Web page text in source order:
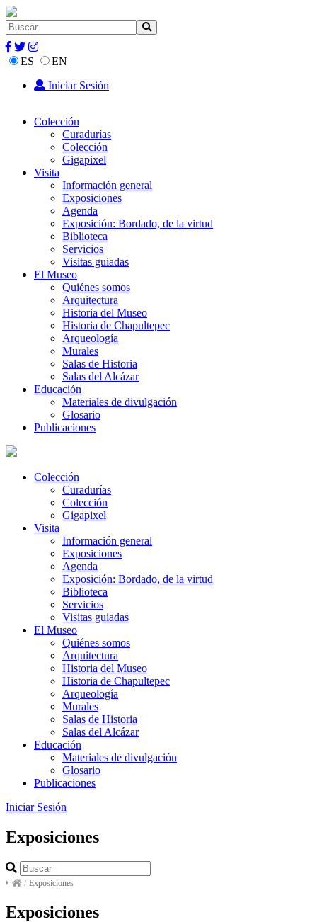
ES
EN
Iniciar Sesión
Colección
Curadurías
Colección
Gigapixel
Visita
Información general
Exposiciones
Agenda
Exposición: Bordado, de la virtud
Biblioteca
Servicios
Visitas guiadas
El Museo
Quiénes somos
Arquitectura
Historia del Museo
Historia de Chapultepec
Arqueología
Murales
Salas de Historia
Salas del Alcázar
Educación
Materiales de divulgación
Glosario
Publicaciones
Colección
Curadurías
Colección
Gigapixel
Visita
Información general
Exposiciones
Agenda
Exposición: Bordado, de la virtud
Biblioteca
Servicios
Visitas guiadas
El Museo
Quiénes somos
Arquitectura
Historia del Museo
Historia de Chapultepec
Arqueología
Murales
Salas de Historia
Salas del Alcázar
Educación
Materiales de divulgación
Glosario
Publicaciones
Iniciar Sesión
Exposiciones
/ Exposiciones
Exposiciones